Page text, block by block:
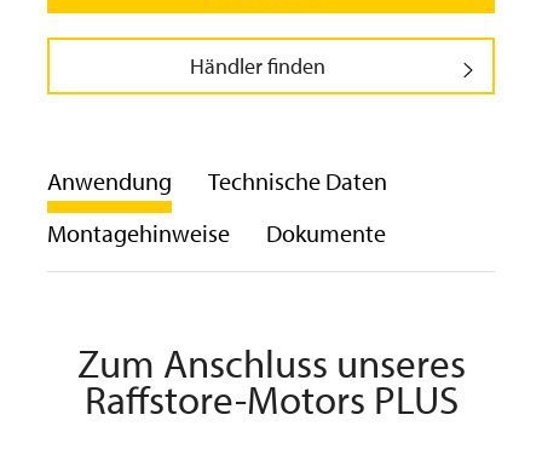
Händler finden
Anwendung
Technische Daten
Montagehinweise
Dokumente
Zum Anschluss unseres
Raffstore-Motors PLUS